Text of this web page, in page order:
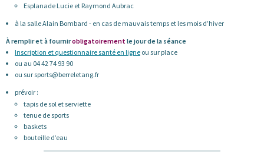
Esplanade Lucie et Raymond Aubrac
à la salle Alain Bombard - en cas de mauvais temps et les mois d’hiver
À remplir et à fournirobligatoirement le jour de la séance
Inscription et questionnaire santé en ligne ou sur place
ou au 04 42 74 93 90
ou sur sports@berreletang.fr
prévoir :
tapis de sol et serviette
tenue de sports
baskets
bouteille d’eau